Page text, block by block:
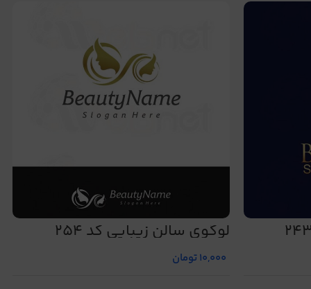
لوگوی سالن زیبایی کد 254
10,000تومان